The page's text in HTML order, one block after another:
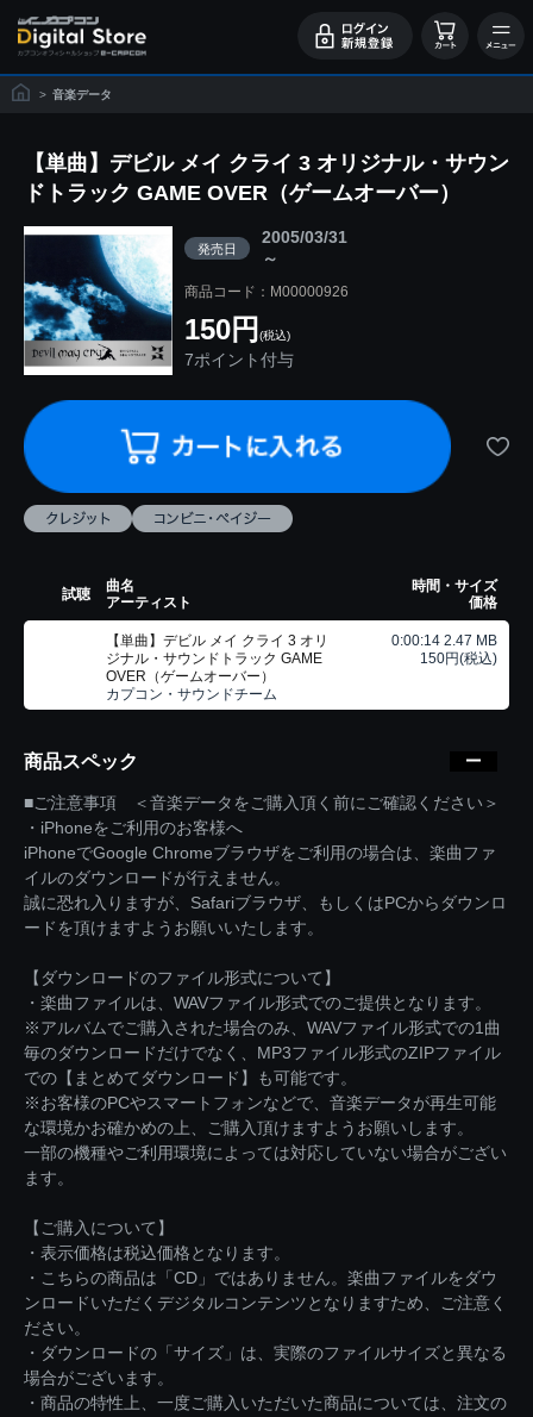
> 音楽データ
【単曲】デビル メイ クライ 3 オリジナル・サウン
ドトラック GAME OVER（ゲームオーバー）
発売日
2005/03/31
～
商品コード：M00000926
150円 (税込)
7ポイント付与
試聴
曲名
アーティスト
時間・サイズ
価格
【単曲】デビル メイ クライ 3 オリ
ジナル・サウンドトラック GAME
OVER（ゲームオーバー）
カプコン・サウンドチーム
0:00:14 2.47 MB
150円(税込)
商品スペック
■ご注意事項 ＜音楽データをご購入頂く前にご確認ください＞
・iPhoneをご利用のお客様へ
iPhoneでGoogle Chromeブラウザをご利用の場合は、楽曲ファ
イルのダウンロードが行えません。
誠に恐れ入りますが、Safariブラウザ、もしくはPCからダウンロ
ードを頂けますようお願いいたします。
【ダウンロードのファイル形式について】
・楽曲ファイルは、WAVファイル形式でのご提供となります。
※アルバムでご購入された場合のみ、WAVファイル形式での1曲
毎のダウンロードだけでなく、MP3ファイル形式のZIPファイル
での【まとめてダウンロード】も可能です。
※お客様のPCやスマートフォンなどで、音楽データが再生可能
な環境かお確かめの上、ご購入頂けますようお願いします。
一部の機種やご利用環境によっては対応していない場合がござい
ます。
【ご購入について】
・表示価格は税込価格となります。
・こちらの商品は「CD」ではありません。楽曲ファイルをダウ
ンロードいただくデジタルコンテンツとなりますため、ご注意く
ださい。
・ダウンロードの「サイズ」は、実際のファイルサイズと異なる
場合がございます。
・商品の特性上、一度ご購入いただいた商品については、注文の